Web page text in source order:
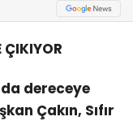
ÇIKIYOR
dereceye
Çakın, Sıfır